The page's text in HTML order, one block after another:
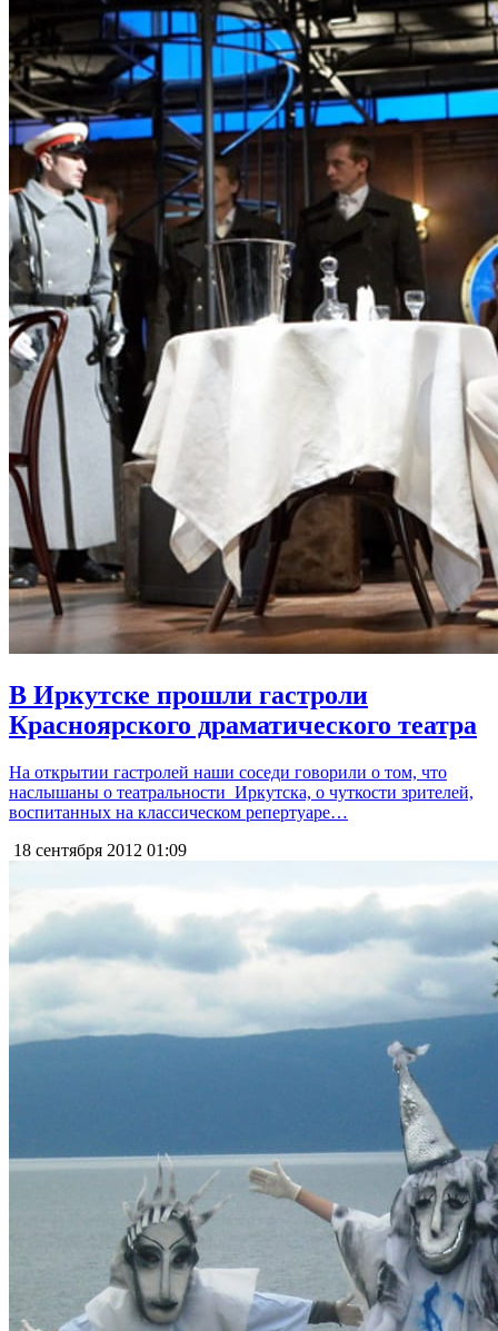
В Иркутске прошли гастроли
Красноярского драматического театра
На открытии гастролей наши соседи говорили о том, что
наслышаны о театральности Иркутска, о чуткости зрителей,
воспитанных на классическом репертуаре…
18 сентября 2012 01:09